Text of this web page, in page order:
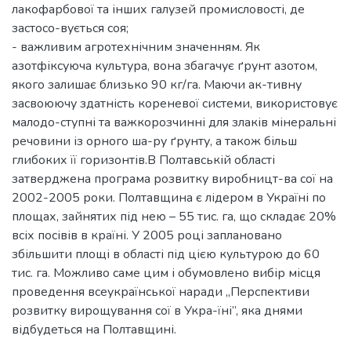
лакофарбової та інших галузей промисловості, де
застосо-вується соя;
- важливим агротехнічним значенням. Як
азотфіксуюча культура, вона збагачує ґрунт азотом,
якого залишає близько 90 кг/га. Маючи ак-тивну
засвоюючу здатність кореневої системи, використовує
малодо-ступні та важкорозчинні для злаків мінеральні
речовини із орного ша-ру ґрунту, а також більш
глибоких її горизонтів.В Полтавській області
затверджена програма розвитку виробницт-ва сої на
2002-2005 роки. Полтавщина є лідером в Україні по
площах, зайнятих під нею – 55 тис. га, що складає 20%
всіх посівів в країні. У 2005 році заплановано
збільшити площі в області під цією культурою до 60
тис. га. Можливо саме цим і обумовлено вибір місця
проведення всеукраїнської наради „Перспективи
розвитку вирощування сої в Укра-їні”, яка днями
відбудеться на Полтавщині.